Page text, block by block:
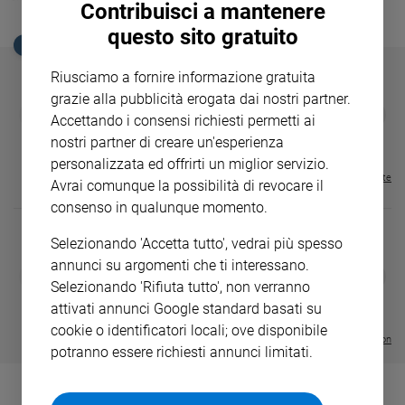
Volontariato
Aziende
Migranti
Diversità
inclusione
Costume
spettacoli
EDICOLA SAN PAOLO
GBABY
€ 34,80 € 21,90 37%
FAMIGLIA CRISTIANA
€ 104,00 € 83,00 20%
Visualizza tutte le riviste
LE GRANDI BASILICHE ITALIANE
- VOL DA 1 AL 5
€ 64,50
DIARIO G 2026-27
€ 8,90
- € 8,90
Visualizza tutte le collection
Contribuisci a mantenere
questo sito gratuito
Riusciamo a fornire informazione gratuita
grazie alla pubblicità erogata dai nostri partner.
Accettando i consensi richiesti permetti ai
nostri partner di creare un'esperienza
personalizzata ed offrirti un miglior servizio.
Avrai comunque la possibilità di revocare il
consenso in qualunque momento.
Selezionando 'Accetta tutto', vedrai più spesso
annunci su argomenti che ti interessano.
Selezionando 'Rifiuta tutto', non verranno
attivati annunci Google standard basati su
cookie o identificatori locali; ove disponibile
potranno essere richiesti annunci limitati.